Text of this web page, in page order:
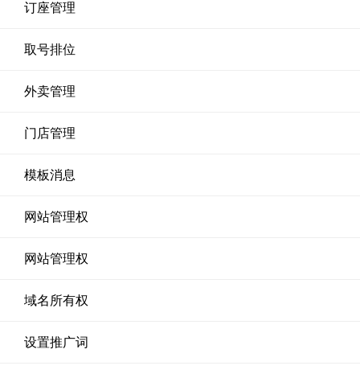
订座管理
取号排位
外卖管理
门店管理
模板消息
网站管理权
网站管理权
域名所有权
设置推广词